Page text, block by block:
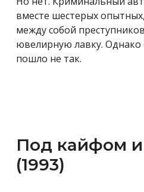
вместе шестерых
между собой
ювелирную лавку. Однако
пошло не так.
Под кайфом
(1993)